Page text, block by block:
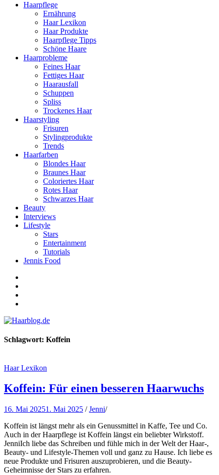
Haarpflege
Ernährung
Haar Lexikon
Haar Produkte
Haarpflege Tipps
Schöne Haare
Haarprobleme
Feines Haar
Fettiges Haar
Haarausfall
Schuppen
Spliss
Trockenes Haar
Haarstyling
Frisuren
Stylingprodukte
Trends
Haarfarben
Blondes Haar
Braunes Haar
Coloriertes Haar
Rotes Haar
Schwarzes Haar
Beauty
Interviews
Lifestyle
Stars
Entertainment
Tutorials
Jennis Food
Haarblog.de
Haarpflege | Haarstyling | Beauty | Entertainment
Schlagwort: Koffein
Haar Lexikon
Koffein: Für einen besseren Haarwuchs
16. Mai 20251. Mai 2025 /Jenni/
Koffein ist längst mehr als ein Genussmittel in Kaffe, Tee und Co.
Auch in der Haarpflege ist Koffein längst ein beliebter Wirkstoff.
JenniIch liebe das Schreiben und fühle mich in der Welt der Haar-,
Beauty- und Lifestyle-Themen voll und ganz zu Hause. Ich liebe es
neue Produkte und Frisuren auszuprobieren, und die Beauty-
Geheimnisse der Stars zu erfahren.